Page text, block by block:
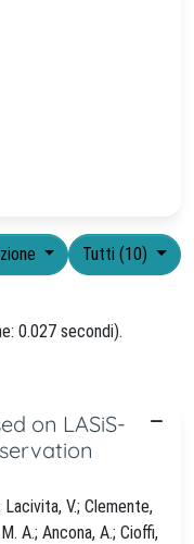
Tutti (10)
0.027 secondi).
on LASiS-
V.; Clemente,
A.; Ancona, A.; Cioffi,